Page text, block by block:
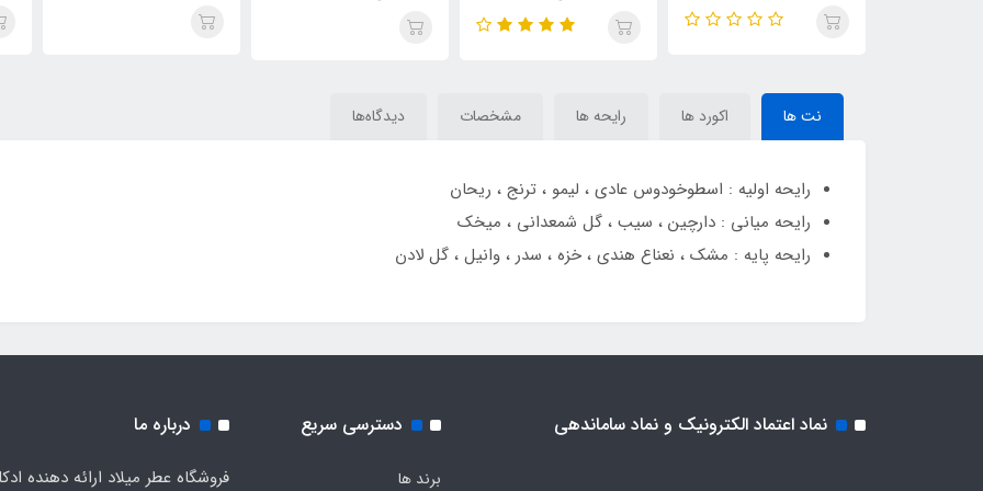
sheikh arabia 77)Shaik
Emir) Shaik Opulent
Opulent Classic No 77
Opulent Classic No 77
نت ها اکورد ها رایحه ها مشخصات دیدگاه‌ها
رایحه اولیه : اسطوخودوس عادی ، لیمو ، ترنج ، ریحان
رایحه میانی : دارچین ، سیب ، گل شمعدانی ، میخک
رایحه پایه : مشک ، نعناع هندی ، خزه ، سدر ، وانیل ، گل لادن
نماد اعتماد الکترونیک و نماد ساماندهی دسترسی سریع
برند ها
درباره ما
فروشگاه عطر میلاد ارائه دهنده